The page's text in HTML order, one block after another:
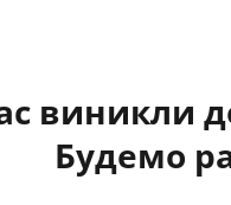
виникли
Будемо